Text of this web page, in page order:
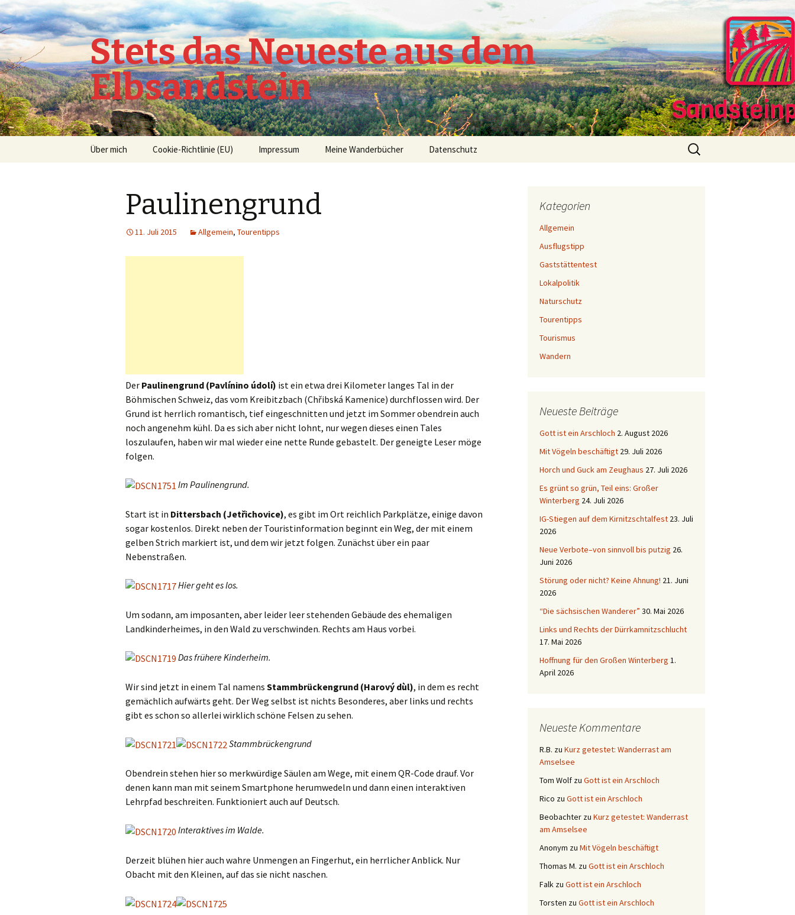
Stets das Neueste aus dem
Elbsandstein
Springe
Über mich Cookie-Richtlinie (EU) Impressum Meine Wanderbücher Datenschutz
Suchen
nach:
Paulinengrund
11. Juli 2015 Allgemein, Tourentipps
Der Paulinengrund (Pavlínino údolí) ist ein etwa drei Kilometer langes Tal in der
Böhmischen Schweiz, das vom Kreibitzbach (Chřibská Kamenice) durchflossen wird. Der
Grund ist herrlich romantisch, tief eingeschnitten und jetzt im Sommer obendrein auch
noch angenehm kühl. Da es sich aber nicht lohnt, nur wegen dieses einen Tales
loszulaufen, haben wir mal wieder eine nette Runde gebastelt. Der geneigte Leser möge
folgen.
Im Paulinengrund.
Start ist in Dittersbach (Jetřichovice), es gibt im Ort reichlich Parkplätze, einige davon
sogar kostenlos. Direkt neben der Touristinformation beginnt ein Weg, der mit einem
gelben Strich markiert ist, und dem wir jetzt folgen. Zunächst über ein paar
Nebenstraßen.
Hier geht es los.
Um sodann, am imposanten, aber leider leer stehenden Gebäude des ehemaligen
Landkinderheimes, in den Wald zu verschwinden. Rechts am Haus vorbei.
Das frühere Kinderheim.
Wir sind jetzt in einem Tal namens Stammbrückengrund (Harový dùl), in dem es recht
gemächlich aufwärts geht. Der Weg selbst ist nichts Besonderes, aber links und rechts
gibt es schon so allerlei wirklich schöne Felsen zu sehen.
Stammbrückengrund
Obendrein stehen hier so merkwürdige Säulen am Wege, mit einem QR-Code drauf. Vor
denen kann man mit seinem Smartphone herumwedeln und dann einen interaktiven
Lehrpfad beschreiten. Funktioniert auch auf Deutsch.
Interaktives im Walde.
Derzeit blühen hier auch wahre Unmengen an Fingerhut, ein herrlicher Anblick. Nur
Obacht mit den Kleinen, auf das sie nicht naschen.
Kategorien
Allgemein
Ausflugstipp
Gaststättentest
Lokalpolitik
Naturschutz
Tourentipps
Tourismus
Wandern
Neueste Beiträge
Gott ist ein Arschloch 2. August 2026
Mit Vögeln beschäftigt 29. Juli 2026
Horch und Guck am Zeughaus 27. Juli 2026
Es grünt so grün, Teil eins: Großer
Winterberg 24. Juli 2026
IG-Stiegen auf dem Kirnitzschtalfest 23. Juli
2026
Neue Verbote–von sinnvoll bis putzig 26.
Juni 2026
Störung oder nicht? Keine Ahnung! 21. Juni
2026
“Die sächsischen Wanderer” 30. Mai 2026
Links und Rechts der Dürrkamnitzschlucht
17. Mai 2026
Hoffnung für den Großen Winterberg 1.
April 2026
Neueste Kommentare
R.B. zu Kurz getestet: Wanderrast am
Amselsee
Tom Wolf zu Gott ist ein Arschloch
Rico zu Gott ist ein Arschloch
Beobachter zu Kurz getestet: Wanderrast
am Amselsee
Anonym zu Mit Vögeln beschäftigt
Thomas M. zu Gott ist ein Arschloch
Falk zu Gott ist ein Arschloch
Torsten zu Gott ist ein Arschloch